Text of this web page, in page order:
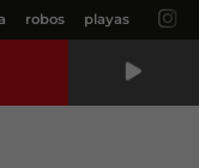
robos playas